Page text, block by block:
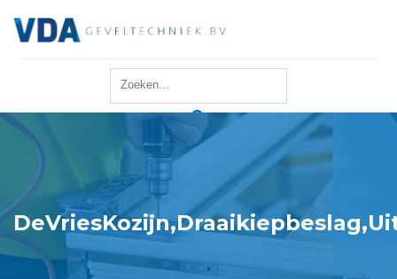
Reparatie
Onderhoud
Merken